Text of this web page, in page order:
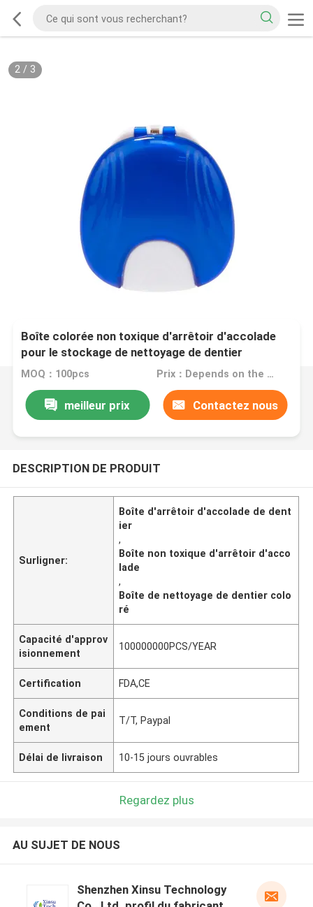
2/ 3
Boîte colorée non toxique d'arrêtoir d'accolade
pour le stockage de nettoyage de dentier
MOQ：100pcs Prix：Depends on the order quantity
meilleur prix Contactez nous
DESCRIPTION DE PRODUIT
Surligner:
Boîte d'arrêtoir d'accolade de dent
ier
,
Boîte non toxique d'arrêtoir d'acco
lade
,
Boîte de nettoyage de dentier colo
ré
Capacité d'approv
isionnement
100000000PCS/YEAR
Certification FDA,CE
Conditions de pai
ement
T/T, Paypal
Délai de livraison 10-15 jours ouvrables
Regardez plus
AU SUJET DE NOUS
Shenzhen Xinsu Technology